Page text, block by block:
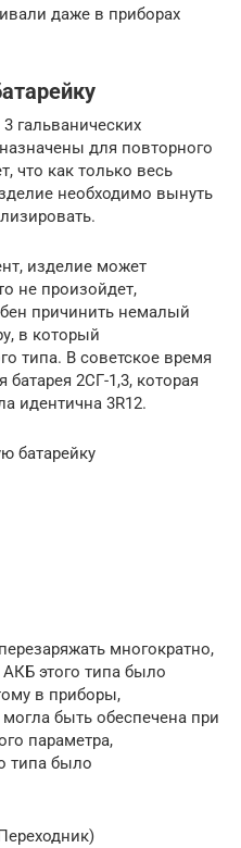
даже в приборах
гальванических
для повторного
что как только весь
необходимо вынуть
изделие может
не произойдет,
причинить немалый
в который
типа. В советское время
2СГ-1,3, которая
идентична 3R12.
батарейку
многократно,
этого типа было
в приборы,
быть обеспечена при
параметра,
типа было